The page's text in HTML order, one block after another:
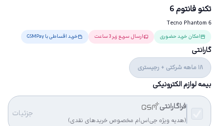
تکنو فانتوم 6
Tecno Phantom 6
امکان خرید حضوری ارسال سریع زیر 3 ساعت خرید اقساطی با GSMPay
گارانتی
18 ماهه شرکتی + رجیستری
بیمه لوازم الکترونیکی
فراگارانتی
(هدیه ویژه جی‌اس‌ام مخصوص خریدهای نقدی)
جزئیات